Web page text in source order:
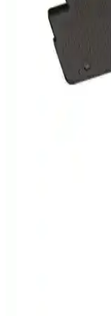
Dayanıklı ve estetik
modelleri için uygun
ve şıklık sağlar, kolay
Ford Focus için
Detaylı İnceleme